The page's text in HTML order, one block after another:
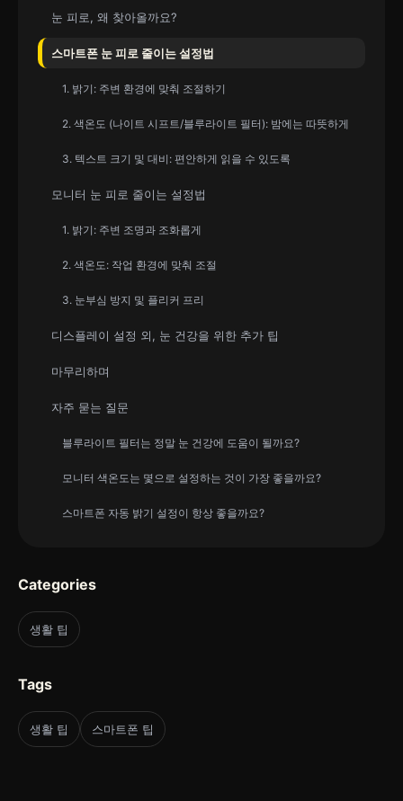
눈 피로, 왜 찾아올까요?
스마트폰 눈 피로 줄이는 설정법
1. 밝기: 주변 환경에 맞춰 조절하기
2. 색온도 (나이트 시프트/블루라이트 필터): 밤에는 따뜻하게
3. 텍스트 크기 및 대비: 편안하게 읽을 수 있도록
모니터 눈 피로 줄이는 설정법
1. 밝기: 주변 조명과 조화롭게
2. 색온도: 작업 환경에 맞춰 조절
3. 눈부심 방지 및 플리커 프리
디스플레이 설정 외, 눈 건강을 위한 추가 팁
마무리하며
자주 묻는 질문
블루라이트 필터는 정말 눈 건강에 도움이 될까요?
모니터 색온도는 몇으로 설정하는 것이 가장 좋을까요?
스마트폰 자동 밝기 설정이 항상 좋을까요?
Categories
생활 팁
Tags
생활 팁 스마트폰 팁